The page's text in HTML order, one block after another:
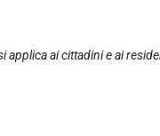
applica ai cittadini e ai